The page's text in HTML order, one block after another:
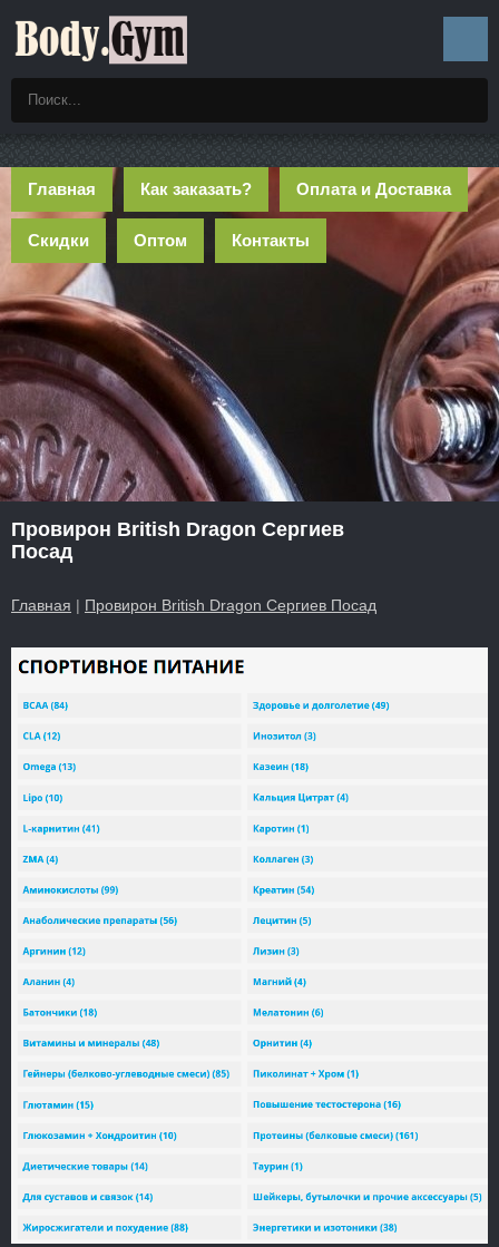
Главная Как заказать? Оплата и Доставка
Скидки Оптом Контакты
Провирон British Dragon Сергиев
Посад
Главная | Провирон British Dragon Сергиев Посад